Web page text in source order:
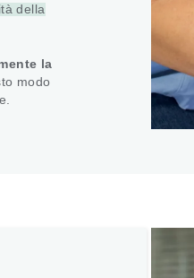
della
la
modo